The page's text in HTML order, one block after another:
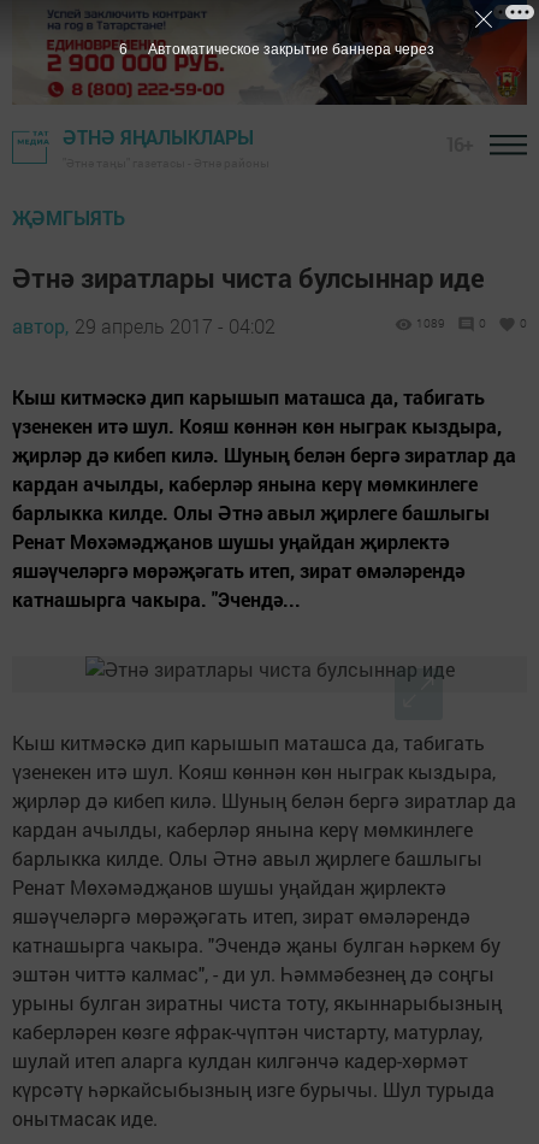
ӘТНӘ ЯҢАЛЫКЛАРЫ
ҖӘМГЫЯТЬ
Әтнә зиратлары чиста булсыннар иде
автор, 29 апрель 2017 - 04:02 1089 0 0
Кыш китмәскә дип карышып маташса да, табигать
үзенекен итә шул. Кояш көннән көн ныграк кыздыра,
җирләр дә кибеп килә. Шуның белән бергә зиратлар да
кардан ачылды, каберләр янына керү мөмкинлеге
барлыкка килде. Олы Әтнә авыл җирлеге башлыгы
Ренат Мөхәмәдҗанов шушы уңайдан җирлектә
яшәүчеләргә мөрәҗәгать итеп, зират өмәләрендә
катнашырга чакыра. "Эчендә...
Кыш китмәскә дип карышып маташса да, табигать
үзенекен итә шул. Кояш көннән көн ныграк кыздыра,
җирләр дә кибеп килә. Шуның белән бергә зиратлар да
кардан ачылды, каберләр янына керү мөмкинлеге
барлыкка килде. Олы Әтнә авыл җирлеге башлыгы
Ренат Мөхәмәдҗанов шушы уңайдан җирлектә
яшәүчеләргә мөрәҗәгать итеп, зират өмәләрендә
катнашырга чакыра. "Эчендә җаны булган һәркем бу
эштән читтә калмас", - ди ул. Һәммәбезнең дә соңгы
урыны булган зиратны чиста тоту, якыннарыбызның
каберләрен көзге яфрак-чүптән чистарту, матурлау,
шулай итеп аларга кулдан килгәнчә кадер-хөрмәт
күрсәтү һәркайсыбызның изге бурычы. Шул турыда
онытмасак иде.
5 Автоматическое закрытие баннера через